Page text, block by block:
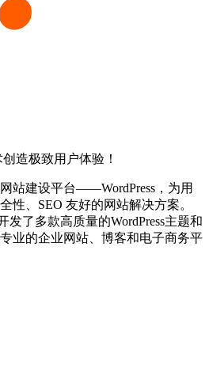
造极致用户体验！
站建设平台——WordPress，为用
性、SEO 友好的网站解决方案。
发了多款高质量的WordPress主题和
业的企业网站、博客和电子商务平